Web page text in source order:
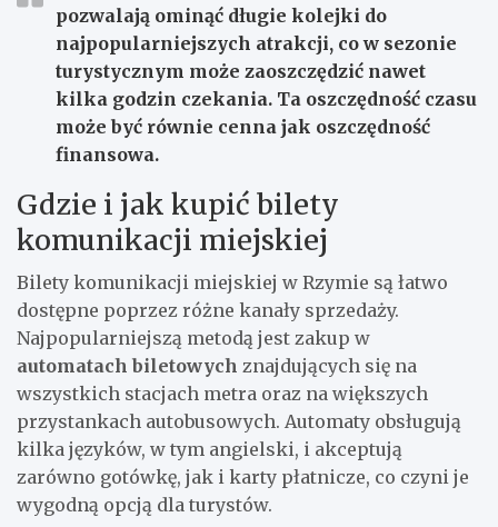
pozwalają ominąć długie kolejki do
najpopularniejszych atrakcji, co w sezonie
turystycznym może zaoszczędzić nawet
kilka godzin czekania. Ta oszczędność czasu
może być równie cenna jak oszczędność
finansowa.
Gdzie i jak kupić bilety
komunikacji miejskiej
Bilety komunikacji miejskiej w Rzymie są łatwo
dostępne poprzez różne kanały sprzedaży.
Najpopularniejszą metodą jest zakup w
automatach biletowych znajdujących się na
wszystkich stacjach metra oraz na większych
przystankach autobusowych. Automaty obsługują
kilka języków, w tym angielski, i akceptują
zarówno gotówkę, jak i karty płatnicze, co czyni je
wygodną opcją dla turystów.